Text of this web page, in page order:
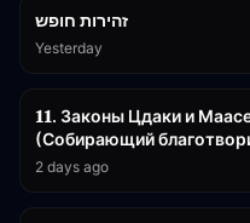
זהירות חופש
Yesterday
𝟏𝟏. Законы Цдаки и
(Собирающий
2 days ago